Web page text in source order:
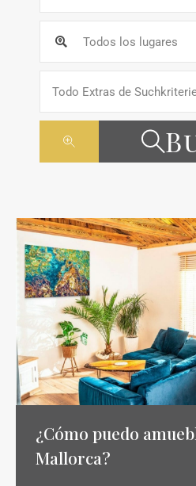
Todos los lugares
Todo Extras de
¿Cómo puedo
Mallorca?